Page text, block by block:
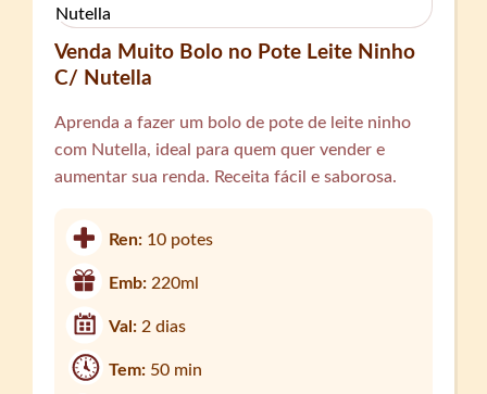
Venda Muito Bolo no Pote Leite Ninho
C/ Nutella
Aprenda a fazer um bolo de pote de leite ninho
com Nutella, ideal para quem quer vender e
aumentar sua renda. Receita fácil e saborosa.
Ren: 10 potes
Emb: 220ml
Val: 2 dias
Tem: 50 min